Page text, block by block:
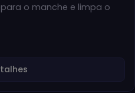
o manche e limpa o